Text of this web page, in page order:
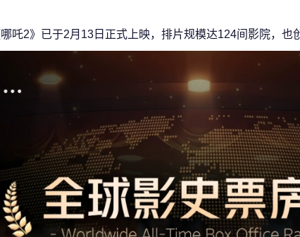
吒2》已于2月13日正式上映，排片规模达124间影院，也